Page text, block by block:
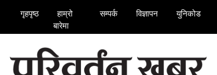
गृहपृष्ठ
हाम्रो
बारेमा
सम्पर्क विज्ञापन युनिकोड